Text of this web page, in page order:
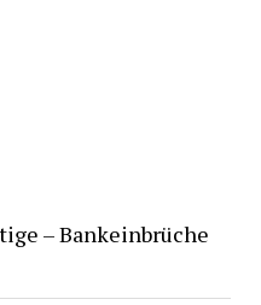
– Bankeinbrüche